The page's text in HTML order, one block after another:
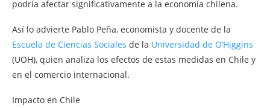
podría afectar significativamente a la economía chilena.
Así lo advierte Pablo Peña, economista y docente de la
Escuela de Ciencias Sociales de la Universidad de O’Higgins
(UOH), quien analiza los efectos de estas medidas en Chile y
en el comercio internacional.
Impacto en Chile